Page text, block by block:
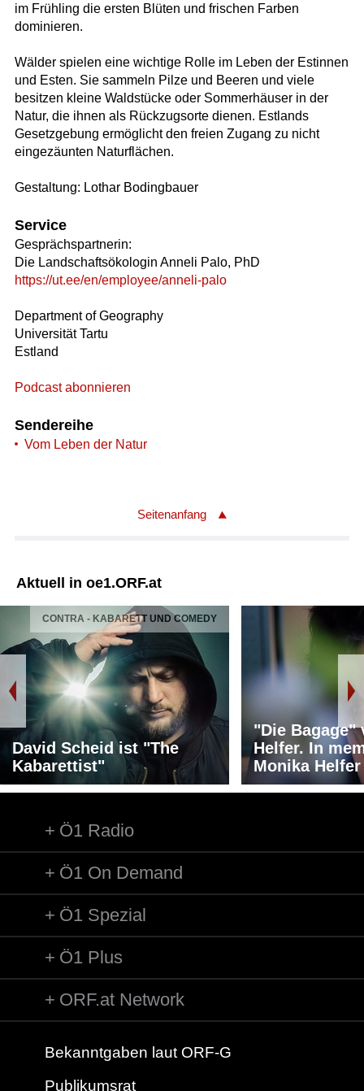
im Frühling die ersten Blüten und frischen Farben
dominieren.
Wälder spielen eine wichtige Rolle im Leben der Estinnen
und Esten. Sie sammeln Pilze und Beeren und viele
besitzen kleine Waldstücke oder Sommerhäuser in der
Natur, die ihnen als Rückzugsorte dienen. Estlands
Gesetzgebung ermöglicht den freien Zugang zu nicht
eingezäunten Naturflächen.
Gestaltung: Lothar Bodingbauer
Service
Gesprächspartnerin:
Die Landschaftsökologin Anneli Palo, PhD
https://ut.ee/en/employee/anneli-palo
Department of Geography
Universität Tartu
Estland
Podcast abonnieren
Sendereihe
Vom Leben der Natur
Seitenanfang
Aktuell in oe1.ORF.at
CONTRA - KABARETT UND COMEDY
David Scheid ist "The
Kabarettist"
"Die Bagage"
Helfer. In
Monika Helfer
Ö1 Radio
Ö1 On Demand
Ö1 Spezial
Ö1 Plus
ORF.at Network
Bekanntgaben laut ORF-G
Publikumsrat